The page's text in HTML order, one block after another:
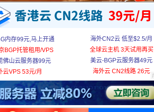
内存99元,马上开通
BGP托管租用/VPS
佛山云服务器99元
云VPS 53元/月
海外CN2云 低至$2.5/月
全球云主机 3天试用再买
美云-BGP云服务器49元
海外云 CN2线路 26元